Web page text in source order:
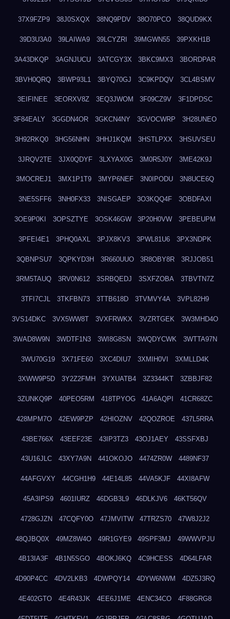
37X9FZP9 38J0SXQX 38NQ9PDV 38O70PCO 38QUD9KX
39D3U3A0 39LAIWA9 39LCYZRI 39MGWN55 39PXKH1B
3A43DKQP 3AGNJUCU 3ATCGY3X 3BKC9MX3 3BORDPAR
3BVH0QRQ 3BWP93L1 3BYQ70GJ 3C9KPDQV 3CL4BSMV
3EIFINEE 3EORXV8Z 3EQ3JWOM 3F09CZ9V 3F1DPDSC
3F84EALY 3GGDN4OR 3GKCN4NY 3GVOCWRP 3H28UNEO
3H92RKQ0 3HG56NHN 3HHJ1KQM 3HSTLPXX 3HSUVSEU
3JRQV2TE 3JX0QDYF 3LXYAX0G 3M0R5J0Y 3ME42K9J
3MOCREJ1 3MX1P1T9 3MYP6NEF 3N0IPODU 3N8UCE6Q
3NE5SFF6 3NH0FX33 3NISGAEP 3O3KQQ4F 3OBDFAXI
3OE9P0KI 3OPSZTYE 3OSK46GW 3P20H0VW 3PEBEUPM
3PFEI4E1 3PHQ0AXL 3PJX8KV3 3PWL81U6 3PX3NDPK
3QBNPSU7 3QPKYD3H 3R660UUO 3R8OBY8R 3RJJOB51
3RM5TAUQ 3RV0N612 3SRBQEDJ 3SXFZOBA 3TBVTN7Z
3TFI7CJL 3TKFBN73 3TTB618D 3TVMVY4A 3VPL82H9
3VS14DKC 3VX5WW8T 3VXFRWKX 3VZRTGEK 3W3MHD4O
3WAD8W9N 3WDTF1N3 3WI8G8SN 3WQDYCWK 3WTTA97N
3WU70G19 3X71FE60 3XC4DIU7 3XMIH0VI 3XMLLD4K
3XWW9P5D 3Y2Z2FMH 3YXUATB4 3Z3344KT 3ZBBJF82
3ZUNKQ9P 40PEO5RM 418TPYOG 41A6AQPI 41CR68ZC
428MPM7O 42EW9PZP 42HIOZNV 42QOZROE 437L5RRA
43BE766X 43EEF23E 43IP3TZ3 43OJ1AEY 43SSFXBJ
43U16JLC 43XY7A9N 441OKOJO 4474ZR0W 4489NF37
44AFGVXY 44CGH1H9 44E14L85 44VA5KJF 44XI8AFW
45A3IPS9 4601IURZ 46DGB3L9 46DLKJV6 46KT56QV
4728GJZN 47CQFY0O 47JMVITW 47TRZS70 47W8J2J2
48QJBQ0X 49MZ8W4O 49R1GYE9 49SPF3MJ 49WWVPJU
4B13IA3F 4B1N5SGO 4BOKJ6KQ 4C9HCESS 4D64LFAR
4D90P4CC 4DV2LKB3 4DWPQY14 4DYW6NWM 4DZ5J3RQ
4E402GTO 4E4R43JK 4EE6J1ME 4ENC34CO 4F88GRG8